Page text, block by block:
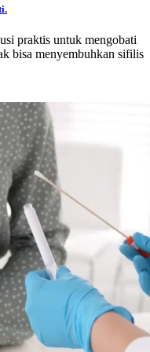
praktis untuk mengobati
bisa menyembuhkan sifilis